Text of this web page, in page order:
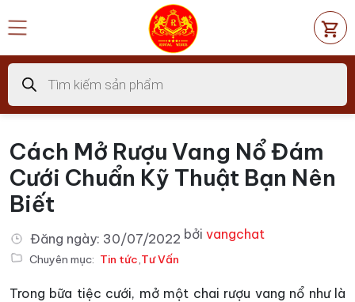
đến
dung
Tìm
kiếm
sản
phẩm
Cách Mở Rượu Vang Nổ Đám
Cưới Chuẩn Kỹ Thuật Bạn Nên
Biết
Đăng ngày: 30/07/2022 bởi vangchat
Chuyên mục: Tin tức,Tư Vấn
Trong bữa tiệc cưới, mở một chai rượu vang nổ như là